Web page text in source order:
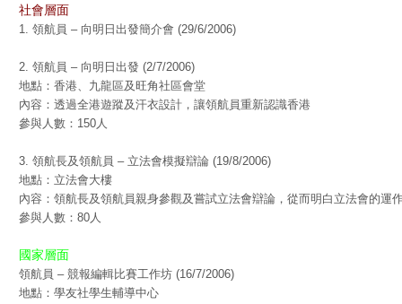
社會層面
1. 領航員 – 向明日出發簡介會 (29/6/2006)
2. 領航員 – 向明日出發 (2/7/2006)
地點：香港、九龍區及旺角社區會堂
內容：透過全港遊蹤及汗衣設計，讓領航員重新認識香港
參與人數：150人
3. 領航長及領航員 – 立法會模擬辯論 (19/8/2006)
地點：立法會大樓
內容：領航長及領航員親身參觀及嘗試立法會辯論，從而明白立法會的運
參與人數：80人
國家層面
領航員 – 競報編輯比賽工作坊 (16/7/2006)
地點：學友社學生輔導中心